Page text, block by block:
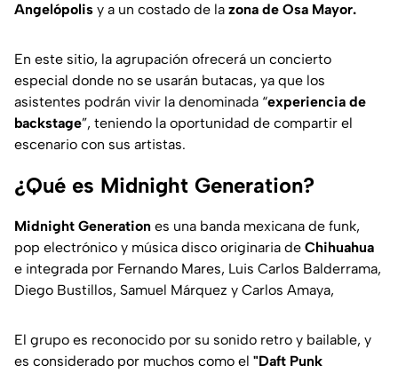
Angelópolis y a un costado de la zona de Osa Mayor.
En este sitio, la agrupación ofrecerá un concierto
especial donde no se usarán butacas, ya que los
asistentes podrán vivir la denominada “experiencia de
backstage”, teniendo la oportunidad de compartir el
escenario con sus artistas.
¿Qué es Midnight Generation?
Midnight Generation es una banda mexicana de funk,
pop electrónico y música disco originaria de Chihuahua
e integrada por Fernando Mares, Luis Carlos Balderrama,
Diego Bustillos, Samuel Márquez y Carlos Amaya,
El grupo es reconocido por su sonido retro y bailable, y
es considerado por muchos como el "Daft Punk